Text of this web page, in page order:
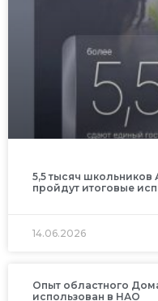
5,5 тысяч школьников
пройдут итоговые
14.06.2026
Опыт областного
использован в НАО